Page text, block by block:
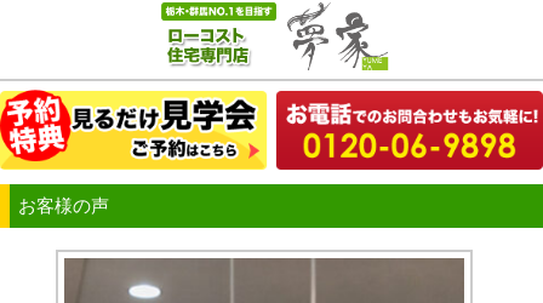
お客様の声